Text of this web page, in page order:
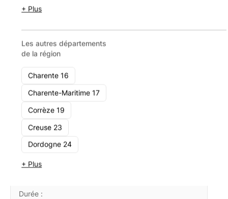
+ Plus
Les autres départements
de la région
Charente 16
Charente-Maritime 17
Corrèze 19
Creuse 23
Dordogne 24
+ Plus
Les produits populaires du moment
Durée :